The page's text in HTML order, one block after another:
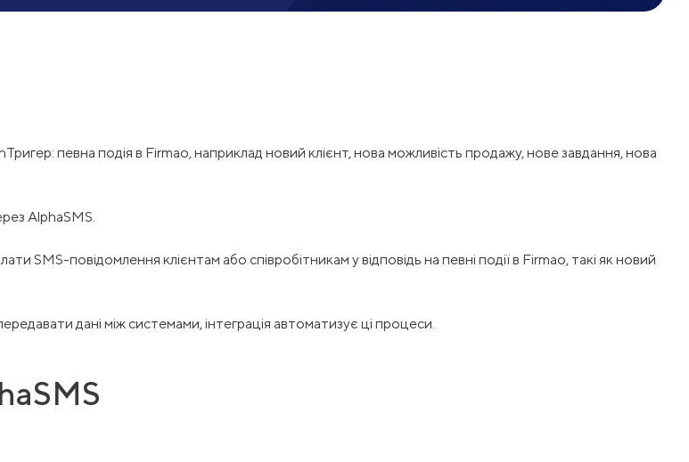
певна подія в Firmao, наприклад новий клієнт, нова можливість продажу, нове завдання, нова
AlphaSMS.
SMS-повідомлення клієнтам або співробітникам у відповідь на певні події в Firmao, такі як новий
дані між системами, інтеграція автоматизує ці процеси.